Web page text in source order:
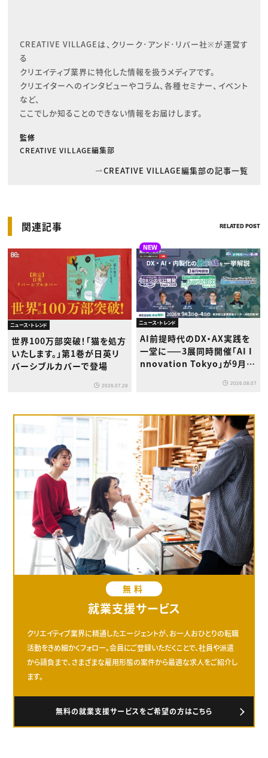
CREATIVE VILLAGEは、クリーク･アンド･リバー社※が運営す
る
クリエイティブ業界に特化した情報を扱うメディアです。
クリエイターへのインタビューやコラム、各種セミナー、イベント
など、
ここでしか知ることのできない情報をお届けします。
監修
CREATIVE VILLAGE編集部
CREATIVE VILLAGE編集部の記事一覧
関連記事 RELATED POST
ニュース・トレンド
世界100万部突破！「猫を処方
いたします。」第1巻が日英リ
バーシブルカバーで登場
2026.07.28
NEW
ニュース・トレンド
AI前提時代のDX・AX実践を
一堂に——3展同時開催「AI I
nnovation Tokyo」が9月浜
2026.08.07
無料
就業支援サービス
クリエイティブ業界に精通したエージェントが、お一人おひとりの転職
活動をきめ細かくフォロー。会員にご登録いただくことで、社員や派遣
から請負まで、さまざまな雇用形態の案件から最適な求人をご紹介し
ます。
無料の就業支援サービスをご希望の方はこちら